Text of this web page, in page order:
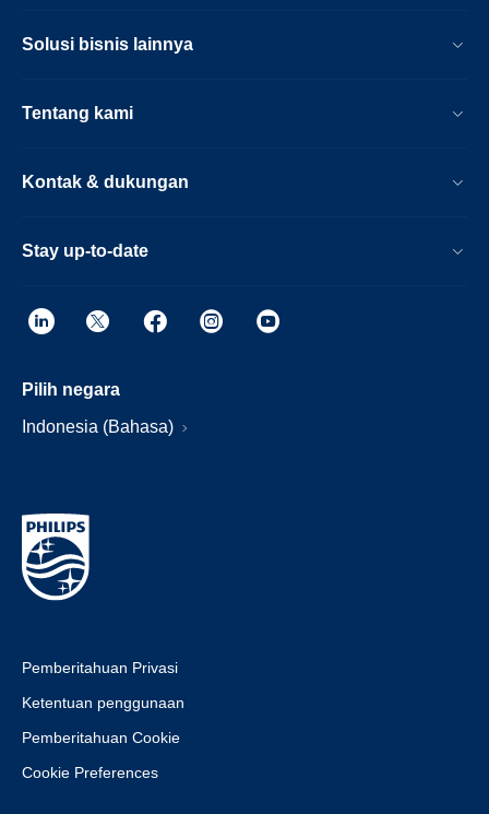
Solusi bisnis lainnya
Tentang kami
Kontak & dukungan
Stay up-to-date
Pilih negara
Indonesia (Bahasa)
Pemberitahuan Privasi
Ketentuan penggunaan
Pemberitahuan Cookie
Cookie Preferences